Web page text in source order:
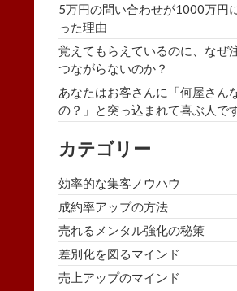
5万円の問い合わせが1000万円
った理由
覚えてもらえているのに、なぜ
つながらないのか？
あなたはお客さんに「何屋さん
の？」と突っ込まれて喜ぶ人で
カテゴリー
効率的な集客ノウハウ
成約率アップの方法
売れるメンタル強化の秘策
差別化を図るマインド
売上アップのマインド